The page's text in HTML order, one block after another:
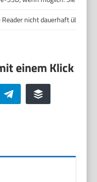
nicht dauerhaft über
Telegram Buffer